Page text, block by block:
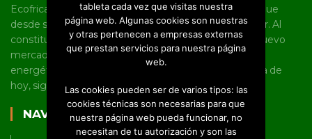
Ecofricalia es una joven pyme castellano manchega que
desde sus inicios tiene un marcado carácter innovador. Al
constituirse como empresa, fue pionera en abrir un nuevo
mercado en torno al uso de la biomasa y la eficiencia
energética en Castilla-La Mancha, línea en la que, a día de
hoy, sigue trabajando a nivel nacional e internacional.
NAVEGACIÓN
tableta cada vez que visitas nuestra
página web. Algunas cookies son nuestras
y otras pertenecen a empresas externas
que prestan servicios para nuestra página
web.
Las cookies pueden ser de varios tipos: las
cookies técnicas son necesarias para que
nuestra página web pueda funcionar, no
necesitan de tu autorización y son las